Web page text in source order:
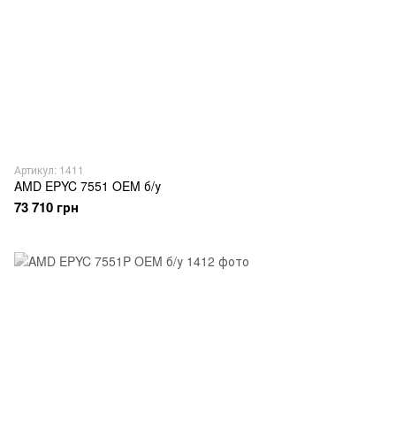
Артикул: 1411
AMD EPYC 7551 OEM б/у
73 710 грн